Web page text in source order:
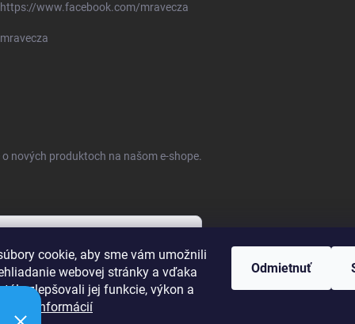
cookie, aby sme vám umožnili
webovej stránky a vďaka
zlepšovali jej funkcie, výkon a
Viac informácií
Odmietnuť
https://www.facebook.com/mravecza
mravecza
nových produktoch na našom e-shope.
údajov